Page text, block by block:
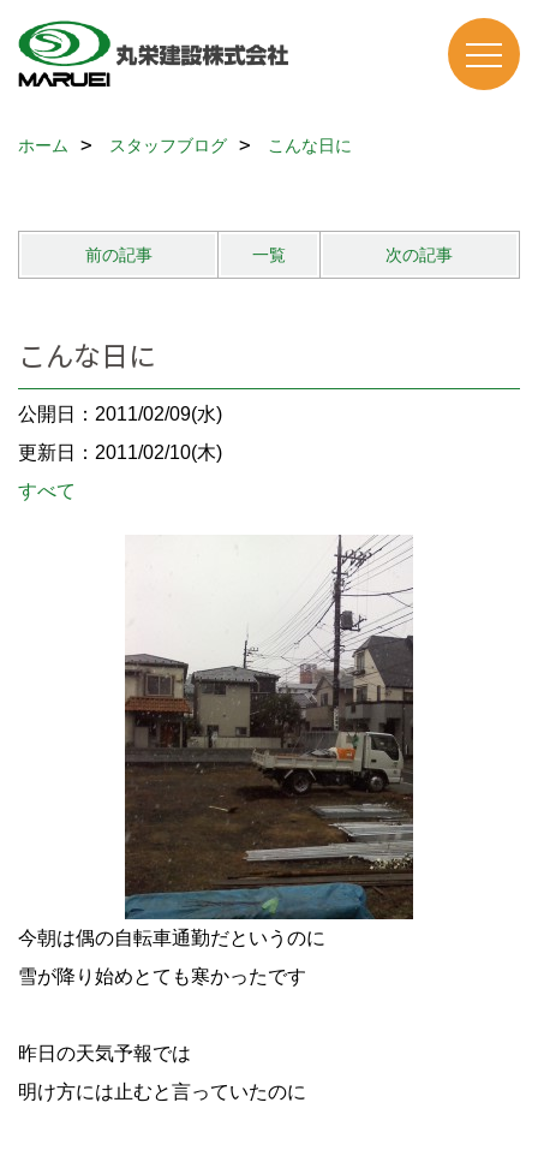
ホーム スタッフブログ こんな日に
前の記事 一覧 次の記事
こんな日に
公開日：2011/02/09(水)
更新日：2011/02/10(木)
すべて
今朝は偶の自転車通勤だというのに
雪が降り始めとても寒かったです
昨日の天気予報では
明け方には止むと言っていたのに